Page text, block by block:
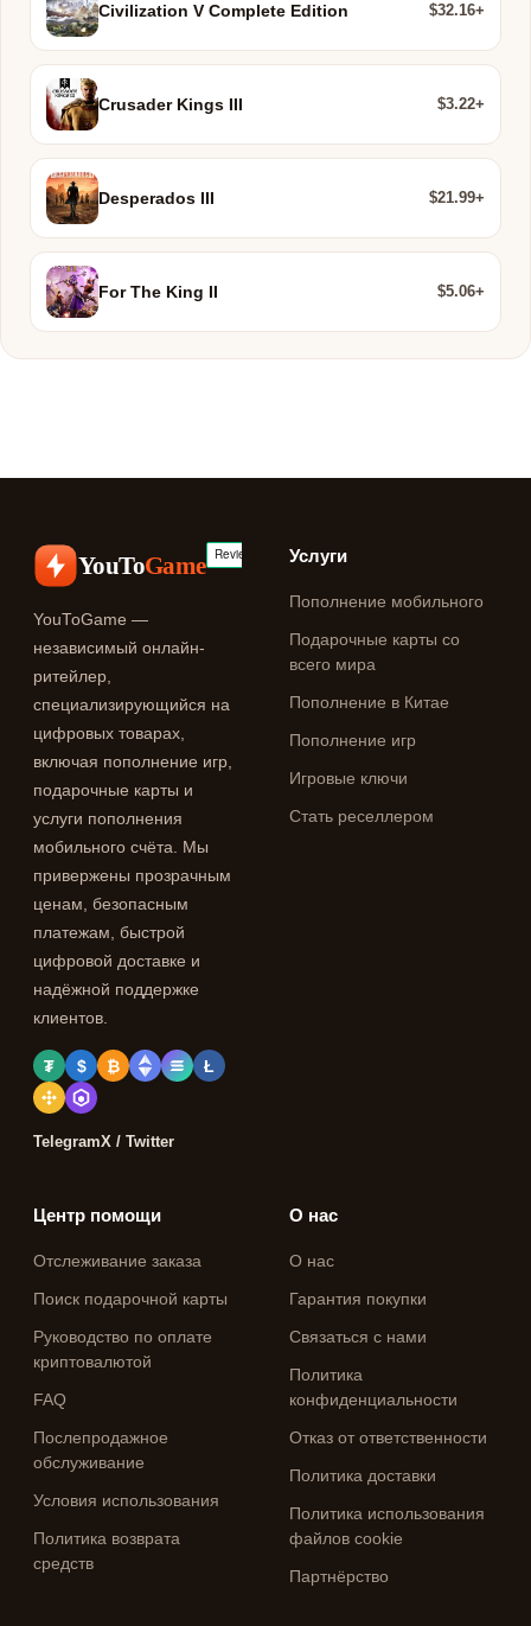
Civilization V Complete Edition $32.16+
Crusader Kings III $3.22+
Desperados III $21.99+
For The King II $5.06+
YouToGame
YouToGame —
независимый онлайн-
ритейлер,
специализирующийся на
цифровых товарах,
включая пополнение игр,
подарочные карты и
услуги пополнения
мобильного счёта. Мы
привержены прозрачным
ценам, безопасным
платежам, быстрой
цифровой доставке и
надёжной поддержке
клиентов.
₮ $ ₿ Ł
TelegramX / Twitter
Услуги
Пополнение мобильного
Подарочные карты со
всего мира
Пополнение в Китае
Пополнение игр
Игровые ключи
Стать реселлером
Центр помощи
Отслеживание заказа
Поиск подарочной карты
Руководство по оплате
криптовалютой
FAQ
Послепродажное
обслуживание
Условия использования
Политика возврата
средств
О нас
О нас
Гарантия покупки
Связаться с нами
Политика
конфиденциальности
Отказ от ответственности
Политика доставки
Политика использования
файлов cookie
Партнёрство